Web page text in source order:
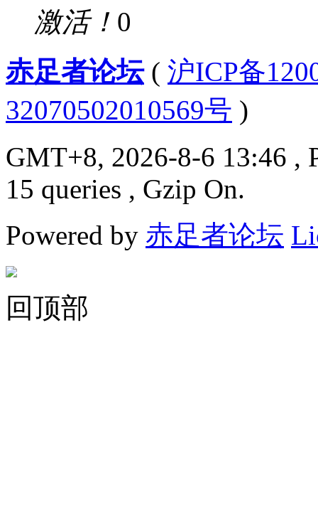
激活！ 0
赤足者论坛( 沪ICP备
32070502010569号 )
GMT+8, 2026-8-6 13:46 ,
15 queries , Gzip On.
Powered by 赤足者论坛
回顶部